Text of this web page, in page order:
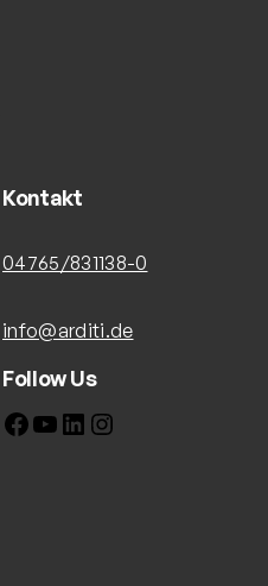
Kontakt
04765/831138-0
info@arditi.de
Follow Us
Facebook YouTube LinkedIn Instagram